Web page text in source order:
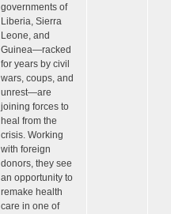
governments of
Liberia, Sierra
Leone, and
Guinea—racked
for years by civil
wars, coups, and
unrest—are
joining forces to
heal from the
crisis. Working
with foreign
donors, they see
an opportunity to
remake health
care in one of